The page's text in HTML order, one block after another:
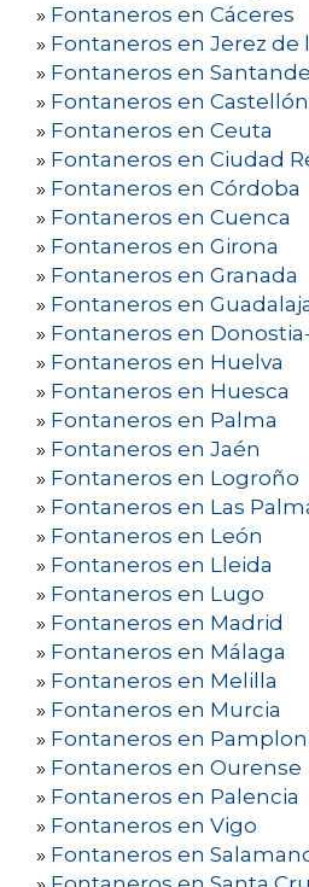
» Fontaneros en Cáceres
» Fontaneros en Jerez de
» Fontaneros en
» Fontaneros en
» Fontaneros en Ceuta
» Fontaneros en Ciudad
» Fontaneros en Córdoba
» Fontaneros en Cuenca
» Fontaneros en Girona
» Fontaneros en Granada
» Fontaneros en
» Fontaneros en
» Fontaneros en Huelva
» Fontaneros en Huesca
» Fontaneros en Palma
» Fontaneros en Jaén
» Fontaneros en Logroño
» Fontaneros en Las
» Fontaneros en León
» Fontaneros en Lleida
» Fontaneros en Lugo
» Fontaneros en Madrid
» Fontaneros en Málaga
» Fontaneros en Melilla
» Fontaneros en Murcia
» Fontaneros en
» Fontaneros en Ourense
» Fontaneros en Palencia
» Fontaneros en Vigo
» Fontaneros en